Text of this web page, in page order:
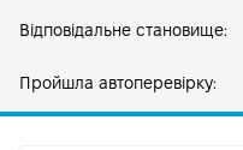
Відповідальне становище:
Пройшла автоперевірку: